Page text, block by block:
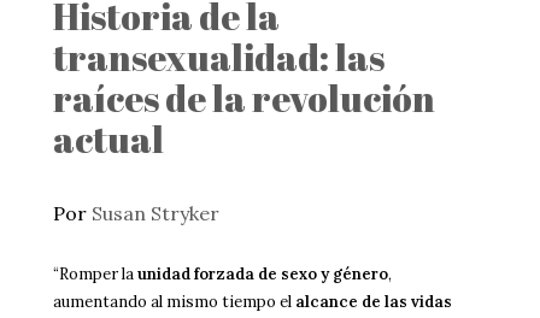
Historia de la
transexualidad: las
raíces de la revolución
actual
Por Susan Stryker
“Romper launidad forzada de sexo y género,
aumentando al mismo tiempo el alcance de las vidas